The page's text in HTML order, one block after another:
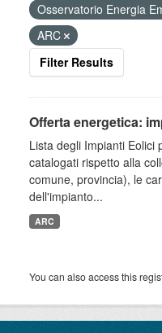
Osservatorio Energia
ARC
Filter Results
Offerta energetica:
Lista degli Impianti Eolici
catalogati rispetto alla
comune, provincia), le
dell'impianto...
ARC
You can also access this